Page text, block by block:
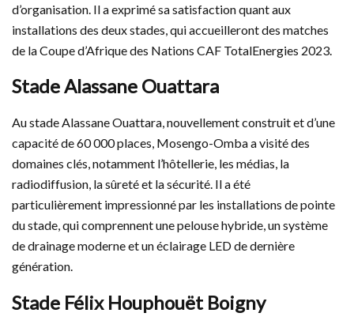
d’organisation. Il a exprimé sa satisfaction quant aux
installations des deux stades, qui accueilleront des matches
de la Coupe d’Afrique des Nations CAF TotalEnergies 2023.
Stade Alassane Ouattara
Au stade Alassane Ouattara, nouvellement construit et d’une
capacité de 60 000 places, Mosengo-Omba a visité des
domaines clés, notamment l’hôtellerie, les médias, la
radiodiffusion, la sûreté et la sécurité. Il a été
particulièrement impressionné par les installations de pointe
du stade, qui comprennent une pelouse hybride, un système
de drainage moderne et un éclairage LED de dernière
génération.
Stade Félix Houphouët Boigny